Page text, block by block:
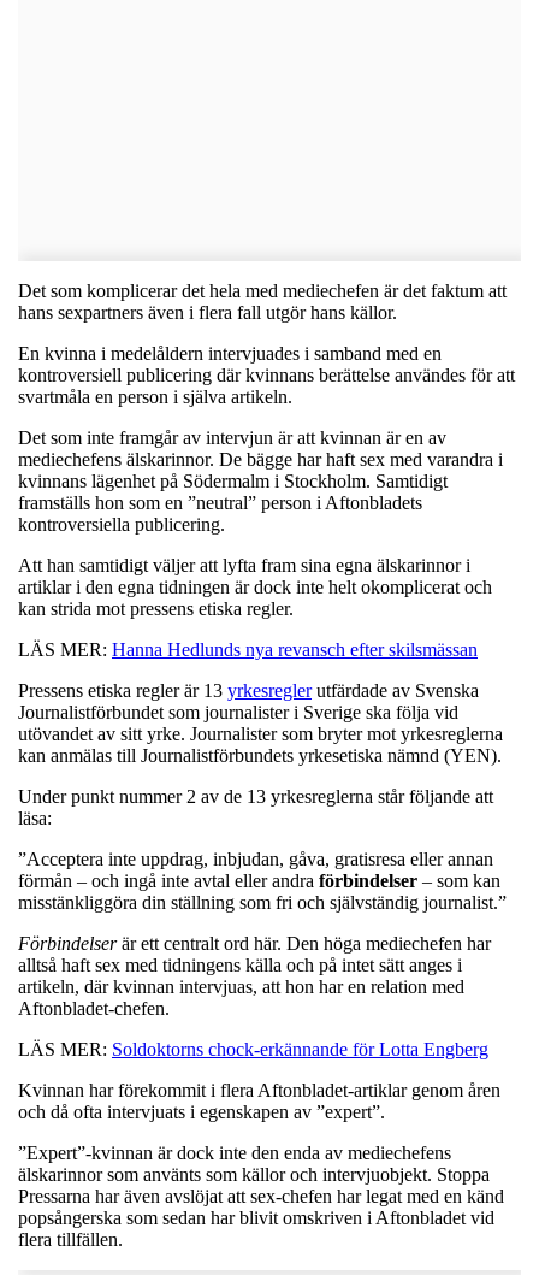
Det som komplicerar det hela med mediechefen är det faktum att
hans sexpartners även i flera fall utgör hans källor.
En kvinna i medelåldern intervjuades i samband med en
kontroversiell publicering där kvinnans berättelse användes för att
svartmåla en person i själva artikeln.
Det som inte framgår av intervjun är att kvinnan är en av
mediechefens älskarinnor. De bägge har haft sex med varandra i
kvinnans lägenhet på Södermalm i Stockholm. Samtidigt
framställs hon som en ”neutral” person i Aftonbladets
kontroversiella publicering.
Att han samtidigt väljer att lyfta fram sina egna älskarinnor i
artiklar i den egna tidningen är dock inte helt okomplicerat och
kan strida mot pressens etiska regler.
LÄS MER: Hanna Hedlunds nya revansch efter skilsmässan
Pressens etiska regler är 13 yrkesreglerutfärdade av Svenska
Journalistförbundet som journalister i Sverige ska följa vid
utövandet av sitt yrke. Journalister som bryter mot yrkesreglerna
kan anmälas till Journalistförbundets yrkesetiska nämnd (YEN).
Under punkt nummer 2 av de 13 yrkesreglerna står följande att
läsa:
”Acceptera inte uppdrag, inbjudan, gåva, gratisresa eller annan
förmån – och ingå inte avtal eller andra förbindelser – som kan
misstänkliggöra din ställning som fri och självständig journalist.”
Förbindelserär ett centralt ord här. Den höga mediechefen har
alltså haft sex med tidningens källa och på intet sätt anges i
artikeln, där kvinnan intervjuas, att hon har en relation med
Aftonbladet-chefen.
LÄS MER: Soldoktorns chock-erkännande för Lotta Engberg
Kvinnan har förekommit i flera Aftonbladet-artiklar genom åren
och då ofta intervjuats i egenskapen av ”expert”.
”Expert”-kvinnan är dock inte den enda av mediechefens
älskarinnor som använts som källor och intervjuobjekt. Stoppa
Pressarna har även avslöjat att sex-chefen har legat med en känd
popsångerska som sedan har blivit omskriven i Aftonbladet vid
flera tillfällen.